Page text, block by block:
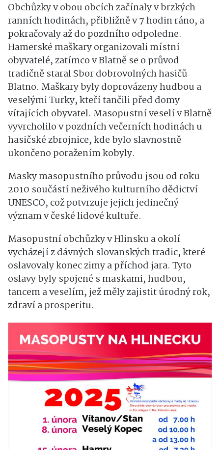
Obchůzky v obou obcích začínaly v brzkých
ranních hodinách, přibližně v 7 hodin ráno, a
pokračovaly až do pozdního odpoledne.
Hamerské maškary organizovali místní
obyvatelé, zatímco v Blatně se o průvod
tradičně staral Sbor dobrovolných hasičů
Blatno. Maškary byly doprovázeny hudbou a
veselými Turky, kteří tančili před domy
vítajících obyvatel. Masopustní veselí v Blatně
vyvrcholilo v pozdních večerních hodinách u
hasičské zbrojnice, kde bylo slavnostně
ukončeno poražením kobyly.
Masky masopustního průvodu jsou od roku
2010 součástí neživého kulturního dědictví
UNESCO, což potvrzuje jejich jedinečný
význam v české lidové kultuře.
Masopustní obchůzky v Hlinsku a okolí
vycházejí z dávných slovanských tradic, které
oslavovaly konec zimy a příchod jara. Tyto
oslavy byly spojené s maskami, hudbou,
tancem a veselím, jež měly zajistit úrodný rok,
zdraví a prosperitu.